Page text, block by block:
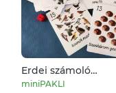
Erdei számoló
Tanulókártya
miniPAKLI